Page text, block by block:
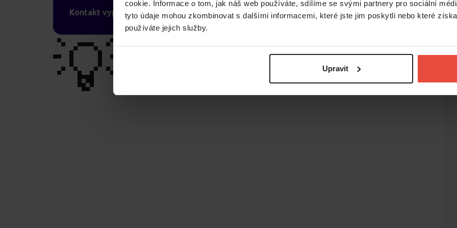
cookie. Informace o tom, jak náš web používáte, sdílíme se svými partnery pro sociální
tyto údaje mohou zkombinovat s dalšími informacemi, které jste jim poskytli nebo které
používáte jejich služby.
Upravit
Kontakt vyplníte v poptávkovém formuláři.
💡